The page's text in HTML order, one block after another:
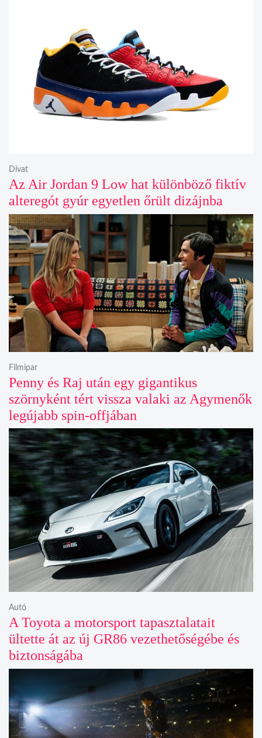
Az Air Jordan 9 Low hat különböző fiktív
alteregót gyúr egyetlen őrült dizájnba
Divat
Penny és Raj után egy gigantikus
szörnyként tért vissza valaki az Agymenők
legújabb spin-offjában
Filmipar
A Toyota a motorsport tapasztalatait
ültette át az új GR86 vezethetőségébe és
biztonságába
Autó